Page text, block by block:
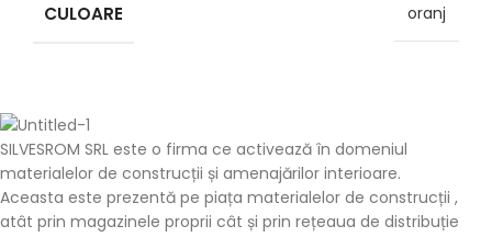
CULOARE oranj
SILVESROM SRL este o firma ce activează în domeniul
materialelor de construcții și amenajărilor interioare.
Aceasta este prezentă pe piața materialelor de construcții ,
atât prin magazinele proprii cât și prin rețeaua de distribuție